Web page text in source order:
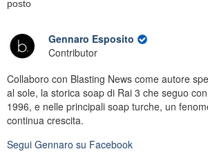
posto
Gennaro Esposito
Contributor
Collaboro con Blasting News come autore
al sole, la storica soap di Rai 3 che seguo
1996, e nelle principali soap turche, un
continua crescita.
Segui Gennaro su Facebook